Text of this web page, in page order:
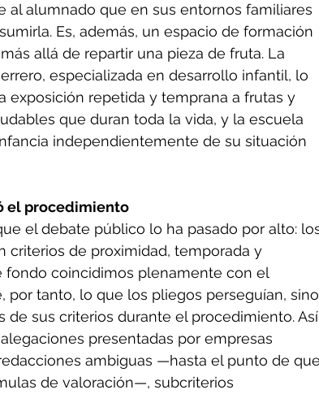
alumnado que en sus entornos familiares
Es, además, un espacio de formación
allá de repartir una pieza de fruta. La
especializada en desarrollo infantil, lo
exposición repetida y temprana a frutas y
que duran toda la vida, y la escuela
independientemente de su situación
el procedimiento
el debate público lo ha pasado por alto:
criterios de proximidad, temporada y
fondo coincidimos plenamente con el
por tanto, lo que los pliegos perseguían, sino
sus criterios durante el procedimiento. Así
presentadas por empresas
ambiguas —hasta el punto de que
de valoración—, subcriterios